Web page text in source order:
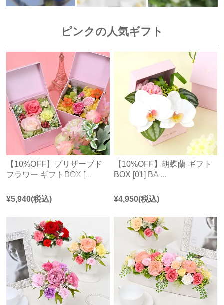
ピンクの人気ギフト
【10%OFF】プリザーブド
フラワー ギフトBOX [...
¥5,940(税込)
【10%OFF】胡蝶蘭 ギフト
BOX [01] BA ...
¥4,950(税込)